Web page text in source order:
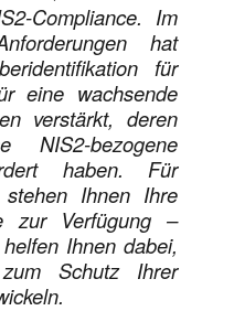
Compliance. Im
hat
für
eine wachsende
verstärkt, deren
NIS2-bezogene
haben. Für
stehen Ihnen Ihre
zur Verfügung –
Ihnen dabei,
Schutz Ihrer